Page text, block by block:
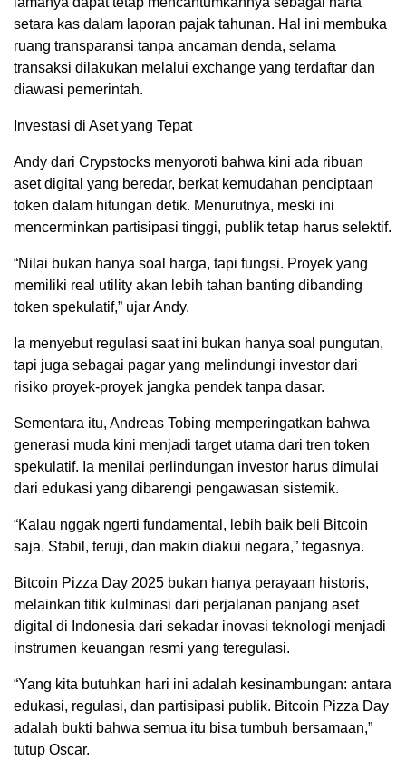
setara kas dalam laporan pajak tahunan. Hal ini membuka
ruang transparansi tanpa ancaman denda, selama
transaksi dilakukan melalui exchange yang terdaftar dan
diawasi pemerintah.
Investasi di Aset yang Tepat
Andy dari Crypstocks menyoroti bahwa kini ada ribuan
aset digital yang beredar, berkat kemudahan penciptaan
token dalam hitungan detik. Menurutnya, meski ini
mencerminkan partisipasi tinggi, publik tetap harus selektif.
“Nilai bukan hanya soal harga, tapi fungsi. Proyek yang
memiliki real utility akan lebih tahan banting dibanding
token spekulatif,” ujar Andy.
Ia menyebut regulasi saat ini bukan hanya soal pungutan,
tapi juga sebagai pagar yang melindungi investor dari
risiko proyek-proyek jangka pendek tanpa dasar.
Sementara itu, Andreas Tobing memperingatkan bahwa
generasi muda kini menjadi target utama dari tren token
spekulatif. Ia menilai perlindungan investor harus dimulai
dari edukasi yang dibarengi pengawasan sistemik.
“Kalau nggak ngerti fundamental, lebih baik beli Bitcoin
saja. Stabil, teruji, dan makin diakui negara,” tegasnya.
Bitcoin Pizza Day 2025 bukan hanya perayaan historis,
melainkan titik kulminasi dari perjalanan panjang aset
digital di Indonesia dari sekadar inovasi teknologi menjadi
instrumen keuangan resmi yang teregulasi.
“Yang kita butuhkan hari ini adalah kesinambungan: antara
edukasi, regulasi, dan partisipasi publik. Bitcoin Pizza Day
adalah bukti bahwa semua itu bisa tumbuh bersamaan,”
tutup Oscar.